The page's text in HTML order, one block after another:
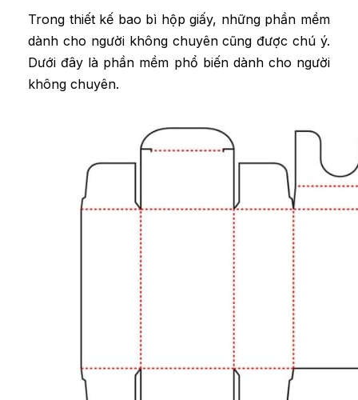
Trong thiết kế bao bì hộp giấy, những phần mềm
dành cho người không chuyên cũng được chú ý.
Dưới đây là phần mềm phổ biến dành cho người
không chuyên.